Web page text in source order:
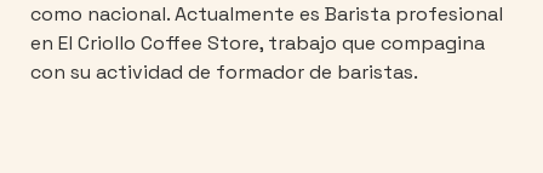
como nacional. Actualmente es Barista profesional
en El Criollo Coffee Store, trabajo que compagina
con su actividad de formador de baristas.